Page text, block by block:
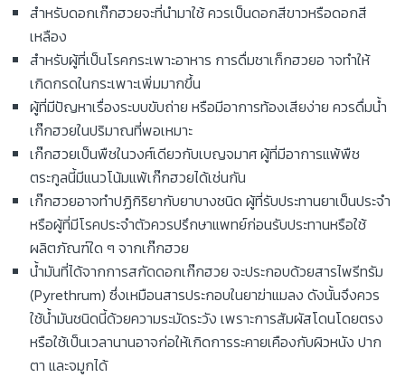
สำหรับดอกเก๊กฮวยจะที่นำมาใช้ ควรเป็นดอกสีขาวหรือดอกสี
เหลือง
สำหรับผู้ที่เป็นโรคกระเพาะอาหาร การดื่มชาเก็กฮวยอ าจทำให้
เกิดกรดในกระเพาะเพิ่มมากขึ้น
ผู้ที่มีปัญหาเรื่องระบบขับถ่าย หรือมีอาการท้องเสียง่าย ควรดื่มน้ำ
เก๊กฮวยในปริมาณที่พอเหมาะ
เก๊กฮวยเป็นพืชในวงศ์เดียวกับเบญจมาศ ผู้ที่มีอาการแพ้พืช
ตระกูลนี้มีแนวโน้มแพ้เก๊กฮวยได้เช่นกัน
เก๊กฮวยอาจทำปฏิกิริยากับยาบางชนิด ผู้ที่รับประทานยาเป็นประจำ
หรือผู้ที่มีโรคประจำตัวควรปรึกษาแพทย์ก่อนรับประทานหรือใช้
ผลิตภัณฑ์ใด ๆ จากเก๊กฮวย
น้ำมันที่ได้จากการสกัดดอกเก๊กฮวย จะประกอบด้วยสารไพรีทรัม
(Pyrethrum) ซึ่งเหมือนสารประกอบในยาฆ่าแมลง ดังนั้นจึงควร
ใช้น้ำมันชนิดนี้ด้วยความระมัดระวัง เพราะการสัมผัสโดนโดยตรง
หรือใช้เป็นเวลานานอาจก่อให้เกิดการระคายเคืองกับผิวหนัง ปาก
ตา และจมูกได้